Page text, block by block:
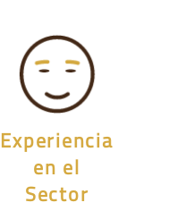
Experiencia
en el
Sector